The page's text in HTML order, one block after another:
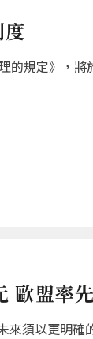
的規定》，
歐盟率
須以更明